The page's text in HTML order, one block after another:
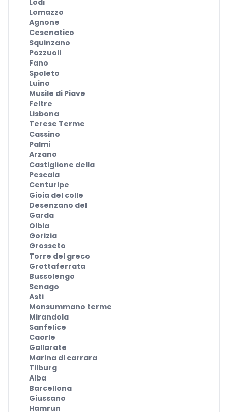
Lodi
Lomazzo
Agnone
Cesenatico
Squinzano
Pozzuoli
Fano
Spoleto
Luino
Musile di Piave
Feltre
Lisbona
Terese Terme
Cassino
Palmi
Arzano
Castiglione della
Pescaia
Centuripe
Gioia del colle
Desenzano del
Garda
Olbia
Gorizia
Grosseto
Torre del greco
Grottaferrata
Bussolengo
Senago
Asti
Monsummano terme
Mirandola
Sanfelice
Caorle
Gallarate
Marina di carrara
Tilburg
Alba
Barcellona
Giussano
Hamrun